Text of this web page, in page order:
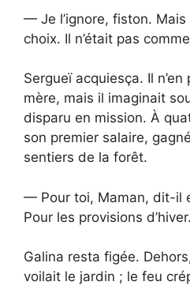
— Je l’ignore, fiston. Mais
choix. Il n’était pas
Sergueï acquiesça. Il
mère, mais il imaginait
disparu en mission. À
son premier salaire,
sentiers de la forêt.
— Pour toi, Maman, dit-il
Pour les provisions d’hiver.
Galina resta figée.
voilait le jardin ; le feu